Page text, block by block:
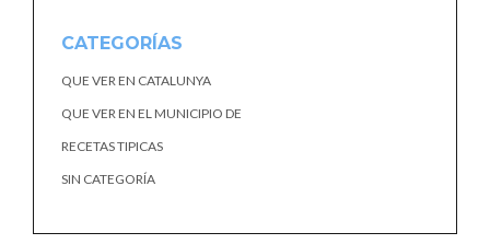
CATEGORÍAS
QUE VER EN CATALUNYA
QUE VER EN EL MUNICIPIO DE
RECETAS TIPICAS
SIN CATEGORÍA